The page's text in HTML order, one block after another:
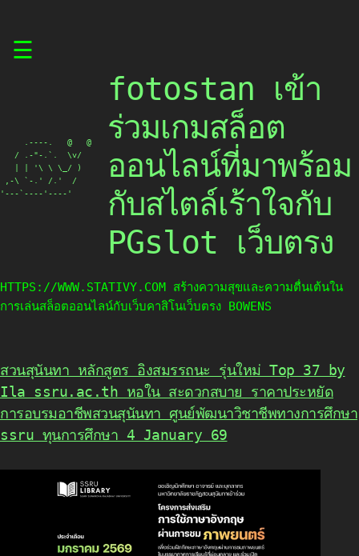
☰
     .----.   @   @
   / .-"-.`.  \v/
   | | '\ \ \_/ )
,-\ `-.' /.'  /
'---`----'----'
fotostan เข้า
ร่วมเกมสล็อต
ออนไลน์ที่มาพร้อม
กับสไตล์เร้าใจกับ
PGslot เว็บตรง
HTTPS://WWW.STATIVY.COM สร้างความสุขและความตื่นเต้นใน
การเล่นสล็อตออนไลน์กับเว็บคาสิโนเว็บตรง BOWENS
สวนสุนันทา หลักสูตร อิงสมรรถนะ รุ่นใหม่ Top 37 by
Ila ssru.ac.th หอใน สะดวกสบาย ราคาประหยัด
การอบรมอาชีพสวนสุนันทา ศูนย์พัฒนาวิชาชีพทางการศึกษา
ssru ทุนการศึกษา 4 January 69